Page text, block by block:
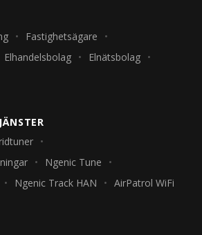
Fastighetsägare
Elhandelsbolag
Elnätsbolag
Ngenic Tune
Ngenic Track HAN AirPatrol WiFi